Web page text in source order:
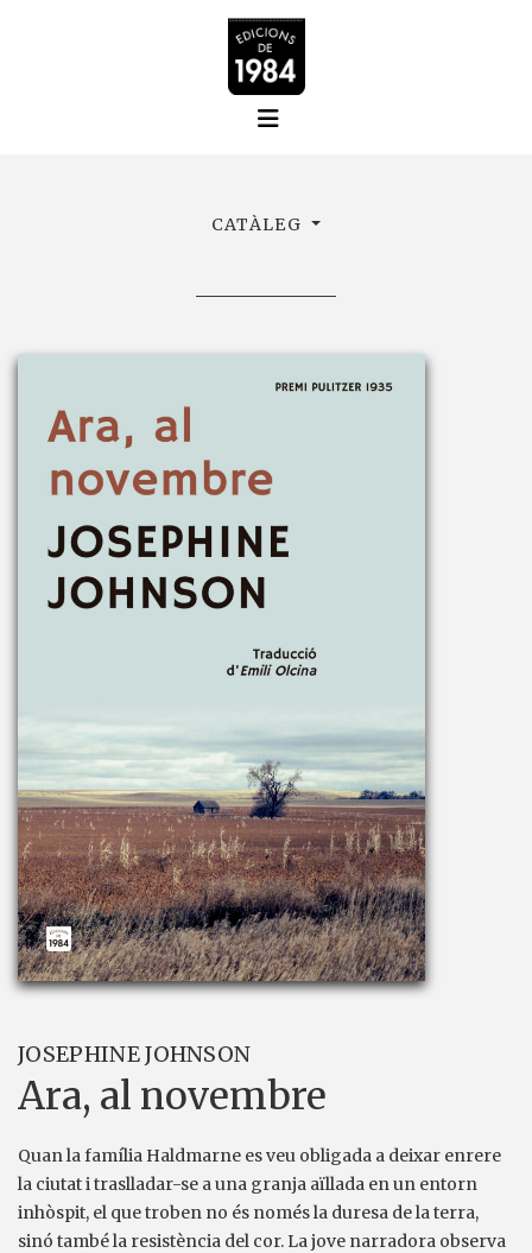
CATÀLEG
JOSEPHINE JOHNSON
Ara, al novembre
Quan la família Haldmarne es veu obligada a deixar enrere
la ciutat i traslladar-se a una granja aïllada en un entorn
inhòspit, el que troben no és només la duresa de la terra,
sinó també la resistència del cor. La jove narradora observa